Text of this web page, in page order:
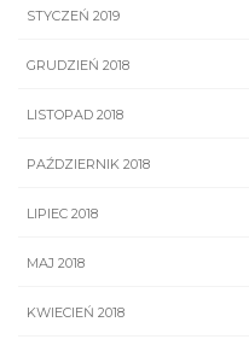
STYCZEŃ 2019
GRUDZIEŃ 2018
LISTOPAD 2018
PAŹDZIERNIK 2018
LIPIEC 2018
MAJ 2018
KWIECIEŃ 2018